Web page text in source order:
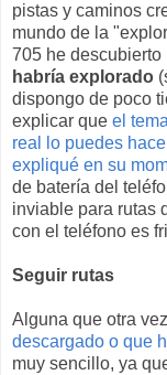
pistas y caminos
mundo de la
705 he descubierto
habría explorado
dispongo de poco
explicar que el
real lo puedes
expliqué en su
de batería del
inviable para rutas
con el teléfono es
Seguir rutas
Alguna que otra
descargado o que
muy sencillo, ya